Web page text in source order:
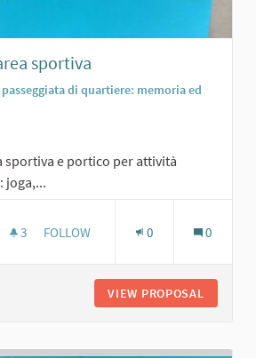
sportiva
di quartiere: memoria ed
sportiva e portico per attività
joga,...
3 3 FOLLOWERS
FOLLOW 0 0
VIEW PROPOSAL